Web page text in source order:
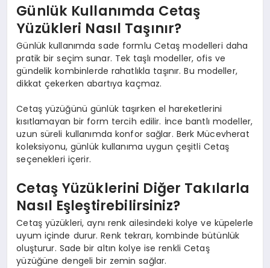
Günlük Kullanımda Cetaş
Yüzükleri Nasıl Taşınır?
Günlük kullanımda sade formlu Cetaş modelleri daha
pratik bir seçim sunar. Tek taşlı modeller, ofis ve
gündelik kombinlerde rahatlıkla taşınır. Bu modeller,
dikkat çekerken abartıya kaçmaz.
Cetaş yüzüğünü günlük taşırken el hareketlerini
kısıtlamayan bir form tercih edilir. İnce bantlı modeller,
uzun süreli kullanımda konfor sağlar. Berk Mücevherat
koleksiyonu, günlük kullanıma uygun çeşitli Cetaş
seçenekleri içerir.
Cetaş Yüzüklerini Diğer Takılarla
Nasıl Eşleştirebilirsiniz?
Cetaş yüzükleri, aynı renk ailesindeki kolye ve küpelerle
uyum içinde durur. Renk tekrarı, kombinde bütünlük
oluşturur. Sade bir altın kolye ise renkli Cetaş
yüzüğüne dengeli bir zemin sağlar.